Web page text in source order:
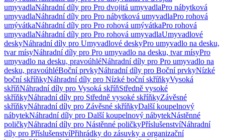
umyvadlaNáhradní díly pro Pro dvojitá umyvadlaPro nábytková
umyvadlaNáhradní díly pro Pro nábytková umyvadlaPro rohová
umývátkaNáhradní díly pro Pro rohová umývátkaPro rohová
umyvadlaNáhradní díly pro Pro rohová umyvadlaUmyvadlové
deskyNáhradní díly pro Umyvadlové deskyPro umyvadlo na desku,
tvar mísyNáhradní díly pro Pro umyvadlo na desku, tvar mísyPro
umyvadlo na desku, pravoúhléNáhradní díly pro Pro umyvadlo na
desku, pravoúhléBoční prvkyNáhradní díly pro Boční prvkyNízké
boční skříňkyNáhradní díly pro Nízké boční skříňkyVysoká
skříňNáhradní díly pro Vysoká skříňStředně vysoké
skříňkyNáhradní díly pro Středně vysoké skříňkyZávěsné
skříňkyNáhradní díly pro Závěsné skříňkyDalší koupelnový
nábytekNáhradní díly pro Další koupelnový nábytekNástěnné
poličkyNáhradní díly pro Nástěnné poličkyPříslušenstvíNáhradní
díly pro PříslušenstvíPřihrádky do zásuvky a organizační